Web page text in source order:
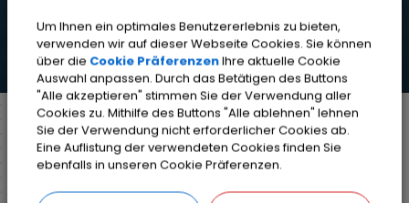
Markt Weisendorf Bürgerinfo
Rathaus
Ihr Anliegen
Detail
Um Ihnen ein optimales Benutzererlebnis zu bieten,
verwenden wir auf dieser Webseite Cookies. Sie können
über die Cookie PräferenzenIhre aktuelle Cookie
Auswahl anpassen. Durch das Betätigen des Buttons
"Alle akzeptieren" stimmen Sie der Verwendung aller
Cookies zu. Mithilfe des Buttons "Alle ablehnen" lehnen
Sie der Verwendung nicht erforderlicher Cookies ab.
Eine Auflistung der verwendeten Cookies finden Sie
ebenfalls in unseren Cookie Präferenzen.